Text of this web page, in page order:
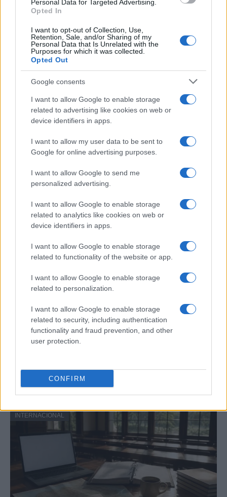
Personal Data for Targeted Advertising.
Opted In
I want to opt-out of Collection, Use,
Retention, Sale, and/or Sharing of my
Personal Data that Is Unrelated with the
Purposes for which it was collected.
Opted Out
Google consents
I want to allow Google to enable storage
related to advertising like cookies on web or
device identifiers in apps.
I want to allow my user data to be sent to
Google for online advertising purposes.
I want to allow Google to send me
personalized advertising.
I want to allow Google to enable storage
related to analytics like cookies on web or
device identifiers in apps.
I want to allow Google to enable storage
related to functionality of the website or app.
I want to allow Google to enable storage
related to personalization.
I want to allow Google to enable storage
related to security, including authentication
functionality and fraud prevention, and other
user protection.
CONFIRM
Un hombre de origen alemán que vive en…
INTERNACIONAL
Productos locales y más vuelos: Binter
refuerza su apuesta por Canarias
INTERNACIONAL
internacionales paso a paso
INTERNACIONAL